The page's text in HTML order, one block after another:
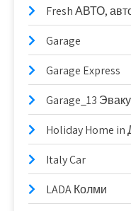
Fresh АВТО,
Garage
Garage Express
Garage_13
Holiday Home in
Italy Car
LADA Колми